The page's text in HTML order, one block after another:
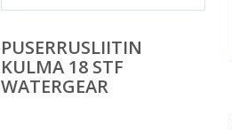
PUSERRUSLIITIN
KULMA 18 STF
WATERGEAR